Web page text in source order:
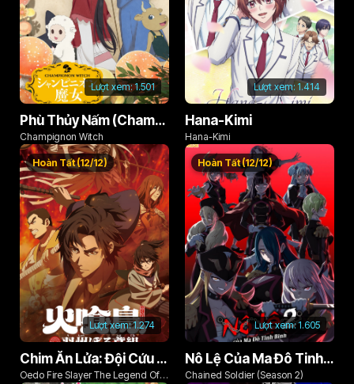
Lượt xem:1.501
Phù Thủy Nấm (Champignon no Majo)
Champignon Witch
Lượt xem: 1.414
Hana-Kimi
Hana-Kimi
Lượt xem:1.274
Hoàn Tất (12/12)
Chim Ăn Lửa: Đội Cứu Hỏa Rách Rưới Vùng Ushu
Oedo Fire Slayer The Legend Of
Lượt xem:1.605
Hoàn Tất (12/12)
Nô Lệ Của Ma Đô Tinh Binh (Phần 2)
Chained Soldier (Season 2)